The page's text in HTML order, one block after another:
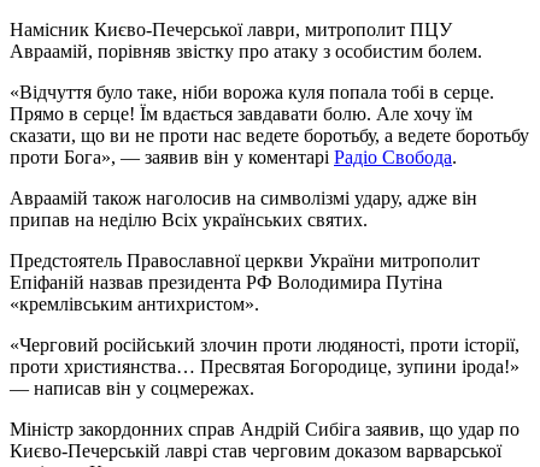
Намісник Києво-Печерської лаври, митрополит ПЦУ
Авраамій, порівняв звістку про атаку з особистим болем.
«Відчуття було таке, ніби ворожа куля попала тобі в серце.
Прямо в серце! Їм вдається завдавати болю. Але хочу їм
сказати, що ви не проти нас ведете боротьбу, а ведете боротьбу
проти Бога», — заявив він у коментарі Радіо Свобода.
Авраамій також наголосив на символізмі удару, адже він
припав на неділю Всіх українських святих.
Предстоятель Православної церкви України митрополит
Епіфаній назвав президента РФ Володимира Путіна
«кремлівським антихристом».
«Черговий російський злочин проти людяності, проти історії,
проти християнства… Пресвятая Богородице, зупини ірода!»
— написав він у соцмережах.
Міністр закордонних справ Андрій Сибіга заявив, що удар по
Києво-Печерській лаврі став черговим доказом варварської